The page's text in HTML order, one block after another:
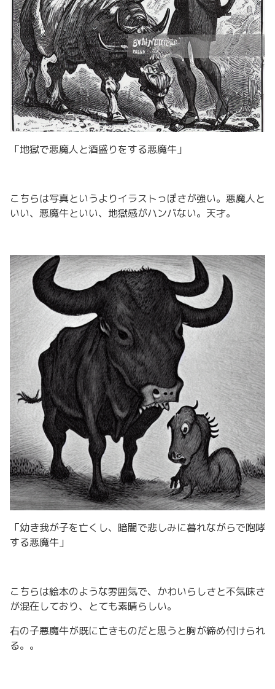
「地獄で悪魔人と酒盛りをする悪魔牛」
こちらは写真というよりイラストっぽさが強い。悪魔人と
いい、悪魔牛といい、地獄感がハンパない。天才。
「幼き我が子を亡くし、暗闇で悲しみに暮れながらで咆哮
する悪魔牛」
こちらは絵本のような雰囲気で、かわいらしさと不気味さ
が混在しており、とても素晴らしい。
右の子悪魔牛が既に亡きものだと思うと胸が締め付けられ
る。。